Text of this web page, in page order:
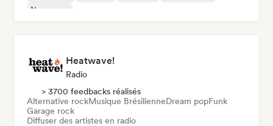
New wave
Heatwave!
Radio
> 3700 feedbacks réalisés
Alternative rockMusique BrésilienneDream popFunk
Garage rock
Diffuser des artistes en radio